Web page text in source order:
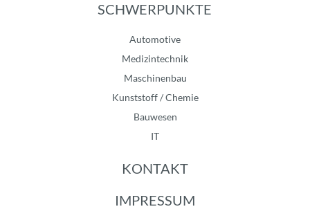
SCHWERPUNKTE
Automotive
Medizintechnik
Maschinenbau
Kunststoff / Chemie
Bauwesen
IT
KONTAKT
IMPRESSUM